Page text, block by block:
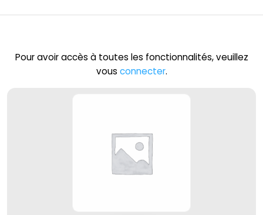
Pour avoir accès à toutes les fonctionnalités, veuillez
vous connecter.